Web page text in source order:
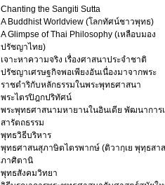
Chanting the Sangiti Sutta
A Buddhist Worldview (โลกทัศน์ชาวพุทธ)
A Glimpse of Thai Philosophy (เหลือบมอง
ปรัชญาไทย)
เจาะหาความจริง เรื่องศาสนาประจำชาติ
ปรัชญาเศรษฐกิจพอเพียงอันเนื่องมาจากพระ
ราชดำริกับหลักธรรมในพระพุทธศาสนา
พระไตรปิฎกปริทัศน์
พระพุทธศาสนามหายานในอินเดีย พัฒนาการ
สารัตถธรรม
พุทธวิธีบริหาร
พุทธศาสนสุภาษิตไตรพากษ์ (ติวากฺเย พุทฺธสา
ภาศิตานิ
พุทธสังคมวิทยา